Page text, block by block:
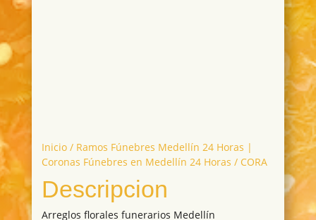
Inicio/ Ramos Fúnebres Medellín 24 Horas |
Coronas Fúnebres en Medellín 24 Horas / CORA
Descripcion
Arreglos florales funerarios Medellín